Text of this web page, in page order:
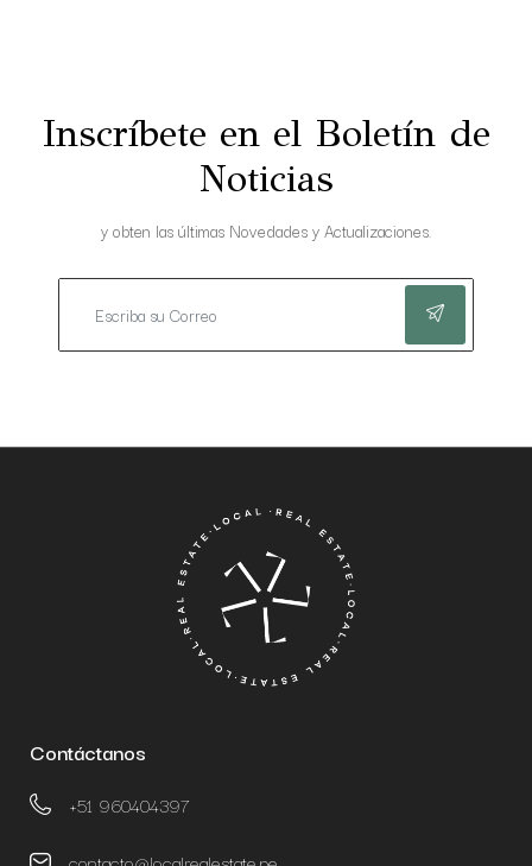
Inscríbete en el Boletín de
Noticias
y obten las últimas Novedades y Actualizaciones.
Contáctanos
+51 960404397